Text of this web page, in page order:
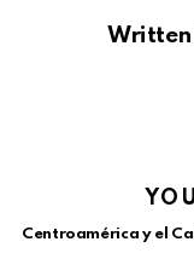
Centroamérica y el